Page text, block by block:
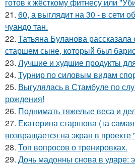
21. 60, а выглядит на 30 - в сети
чуандо тан.
22. Татьяна Буланова рассказала
старшем сыне, который был
23. Лучшие и худшие продукты
24. Турнир по силовым видам
25. Выгулялась в Стамбуле по
рождения!
26. Поднимать тяжелые веса и
27. Екатерина старшова (та самая
возвращается на экран в
28. Топ вопросов о тренировках.
29. Дочь мадонны снова в ударе: